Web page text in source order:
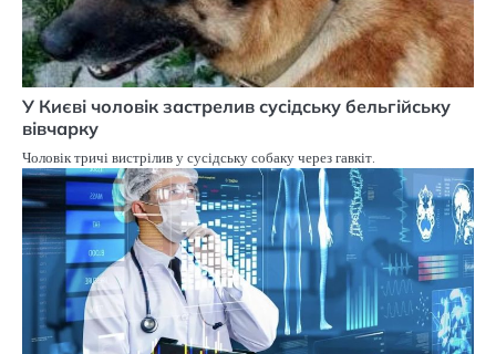
У Києві чоловік застрелив сусідську бельгійську
вівчарку
Чоловік тричі вистрілив у сусідську собаку через гавкіт.